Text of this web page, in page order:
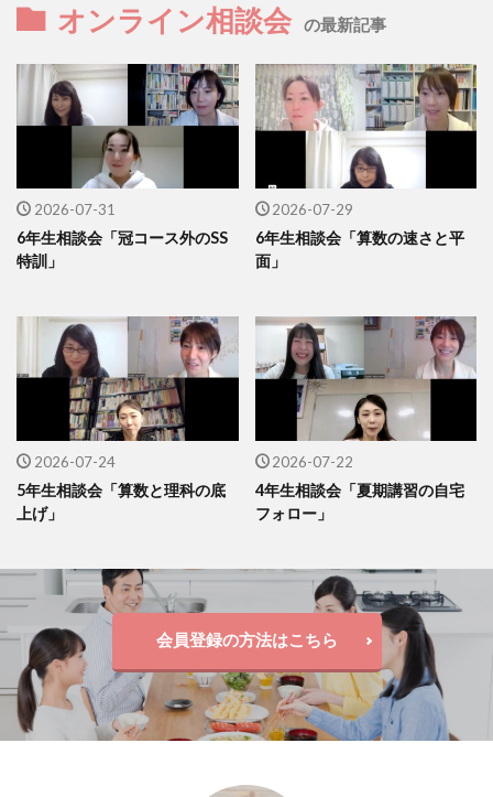
オンライン相談会 の最新記事
2026-07-31
6年生相談会「冠コース外のSS
特訓」
2026-07-29
6年生相談会「算数の速さと平
面」
2026-07-24
5年生相談会「算数と理科の底
上げ」
2026-07-22
4年生相談会「夏期講習の自宅
フォロー」
会員登録の方法はこちら